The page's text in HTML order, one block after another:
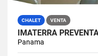
CHALET VENTA
Panama